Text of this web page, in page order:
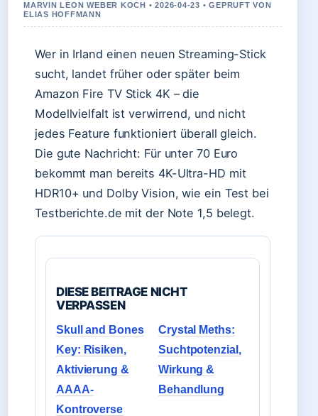
MARVIN LEON WEBER KOCH • 2026-04-23 • GEPRUFT VON
ELIAS HOFFMANN
Wer in Irland einen neuen Streaming-Stick
sucht, landet früher oder später beim
Amazon Fire TV Stick 4K – die
Modellvielfalt ist verwirrend, und nicht
jedes Feature funktioniert überall gleich.
Die gute Nachricht: Für unter 70 Euro
bekommt man bereits 4K-Ultra-HD mit
HDR10+ und Dolby Vision, wie ein Test bei
Testberichte.de mit der Note 1,5 belegt.
DIESE BEITRAGE NICHT
VERPASSEN
Skull and Bones
Key: Risiken,
Aktivierung &
AAAA-
Kontroverse
Crystal Meths:
Suchtpotenzial,
Wirkung &
Behandlung